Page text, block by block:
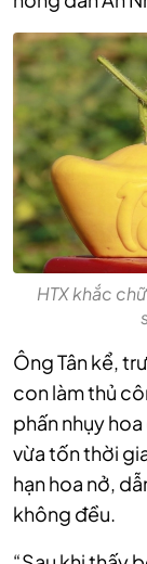
HTX khắc
Ông Tân kể,
con làm thủ
phấn nhụy
vừa tốn thời
hạn hoa nở,
không đều.